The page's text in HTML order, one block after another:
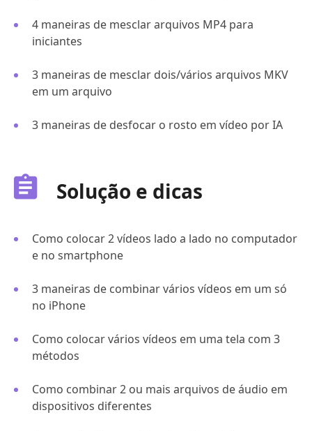
4 maneiras de mesclar arquivos MP4 para
iniciantes
3 maneiras de mesclar dois/vários arquivos MKV
em um arquivo
3 maneiras de desfocar o rosto em vídeo por IA
Solução e dicas
Como colocar 2 vídeos lado a lado no computador
e no smartphone
3 maneiras de combinar vários vídeos em um só
no iPhone
Como colocar vários vídeos em uma tela com 3
métodos
Como combinar 2 ou mais arquivos de áudio em
dispositivos diferentes